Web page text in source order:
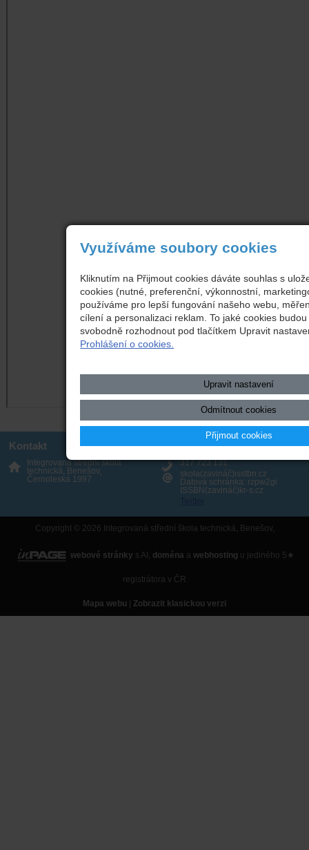
Kontakt
Integrovaná střední škola
technická, Benešov,
Černoleská 1997
317 723 131
skola(zavináč)isstbn.cz
Datová schránka: rzpw2gi
ISSBN(zavináč)kr-s.cz
Copyright © 2026 Integrovaná střední škola technická, Benešov,
webové stránky s AI, doména a webhosting u jediného 5★
registrátora v ČR
Mapa webu Zobrazit klasickou verzi
Využíváme soubory cookies
Kliknutím na Přijmout cookies dáváte souhlas s
cookies (nutné, preferenční, výkonnostní,
používáme pro lepší fungování našeho webu,
cílení a personalizaci reklam. To jaké cookies
svobodně rozhodnout pod tlačítkem Upravit
Prohlášení o cookies.
Upravit nastavení
Odmítnout cookies
Přijmout cookies